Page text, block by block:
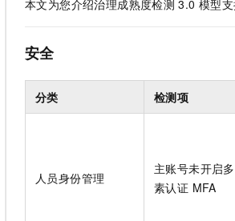
本文为您介绍治理成熟度检测 3.0 模型
安全
分类 检测项
人员身份管理
主账号未开启
素认证 MFA
能看、能想、能动手的多模态智能体模型
随时随地安全接入的云上超级电脑
云解析DNS
云原生大数据计算服务 MaxCompute
面向分析的企业级SaaS模式云数据仓库
一
容
提
可视化编排打通从文字构思到成片全链路闭环
快速拥有专属 OpenClaw
自
高校专属算力普惠，学生认证享300元代金券
免费试用
解决方案免费试用 新老同享
最高领取价值200元试用点，立即开启云上创新
1亿+ 大模型 tokens 和 30+ 款产品免费体验
万
送
夜
观测云
Tuya 物联网平台阿里云版
电子合同
AI空中课堂在线直播课堂（旗舰版）
快
ERP
无影生态合作计划
Consulting Partner 合作计划
AI 大模型销售与服务生态合作计划
在线服务
短信专区
分析师报告
研究报告与白皮书
入门学习赛
看